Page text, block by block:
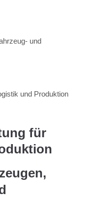
und
und Produktion
für